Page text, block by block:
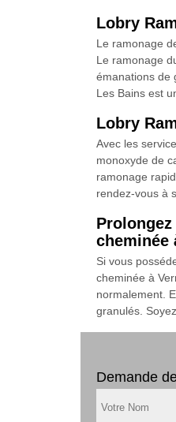
Lobry
Le ramonage
Le ramonage
émanations de
Les Bains est
Lobry
Avec les
monoxyde de
ramonage
rendez-vous à
cheminée
Si vous
cheminée à
normalement.
granulés.
Demande